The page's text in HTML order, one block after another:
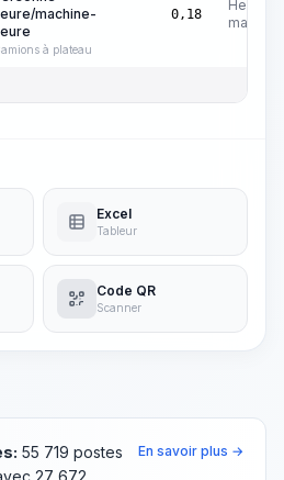
machine-
à plateau
0,18
Heures
machine
Excel
Tableur
Code QR
Scanner
55 719 postes
27 672
En savoir plus →